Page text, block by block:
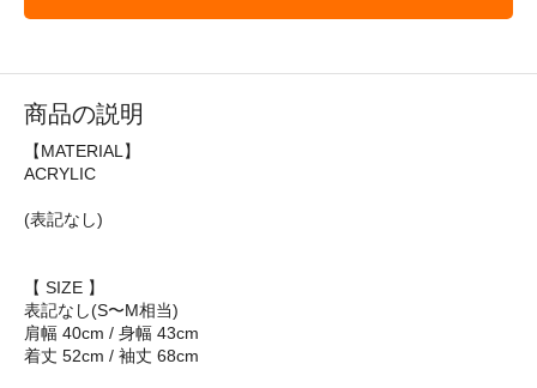
商品の説明
【MATERIAL】
ACRYLIC
(表記なし)
【 SIZE 】
表記なし(S〜M相当)
肩幅 40cm / 身幅 43cm
着丈 52cm / 袖丈 68cm